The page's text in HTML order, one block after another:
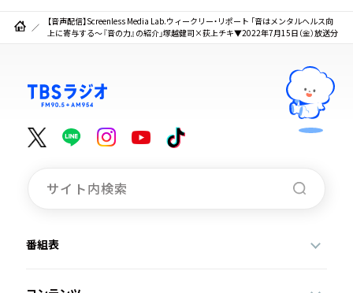
【音声配信】Screenless Media Lab.ウィークリー・リポート 「音はメンタルヘルス向
上に寄与する～『音の力』の紹介」塚越健司×荻上チキ▼2022年7月15日（金）放送分
番組表